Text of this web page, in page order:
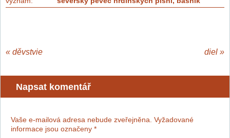
« děvstvie diel »
Napsat komentář
Vaše e-mailová adresa nebude zveřejněna. Vyžadované
informace jsou označeny *